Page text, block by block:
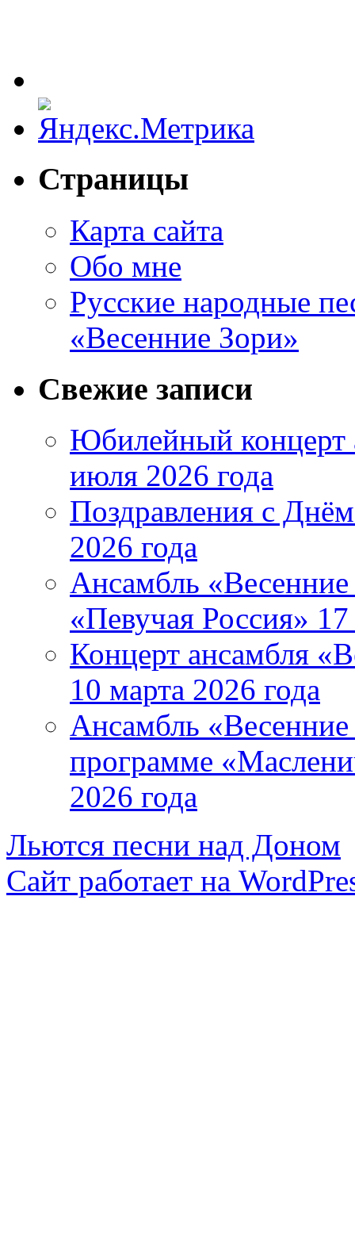
Страницы
Карта сайта
Обо мне
Русские народные
«Весенние Зори»
Свежие записи
Юбилейный концерт
июля 2026 года
Поздравления с
2026 года
Ансамбль «Весенние
«Певучая Россия»
Концерт ансамбля
10 марта 2026 года
Ансамбль «Весенние
программе
2026 года
Льются песни над Доном
Сайт работает на